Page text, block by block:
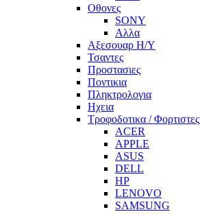
Οθονες
SONY
Αλλα
Αξεσουαρ Η/Υ
Τσαντες
Προστασιες
Ποντικια
Πληκτρολογια
Ηχεια
Τροφοδοτικα / Φορτιστες
ACER
APPLE
ASUS
DELL
HP
LENOVO
SAMSUNG